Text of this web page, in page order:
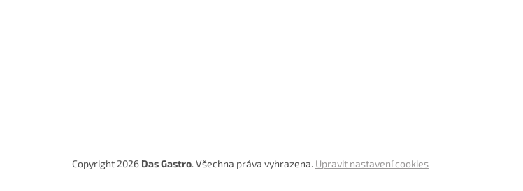
Copyright 2026 Das Gastro. Všechna práva vyhrazena. Upravit nastavení cookies